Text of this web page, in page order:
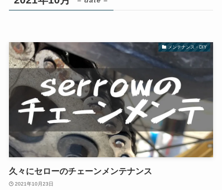
メンテナンス・DIY
久々にセローのチェーンメンテナンス
2021年10月23日